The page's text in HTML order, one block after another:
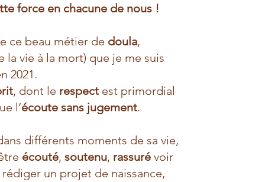
force en chacune de nous !
ce beau métier de doula,
la vie à la mort) que je me suis
2021.
, dont le respect est primordial
l’écoute sans jugement.
différents moments de sa vie,
écouté, soutenu, rassuré voir
un projet de naissance,